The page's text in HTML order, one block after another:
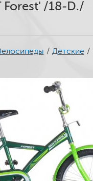
Forest' /18-D./
/ Детские /